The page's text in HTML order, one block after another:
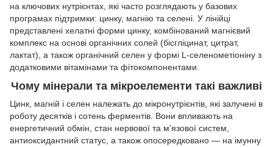
на ключових нутрієнтах, які часто розглядають у базових
програмах підтримки: цинку, магнію та селені. У лінійці
представлені хелатні форми цинку, комбінований магнієвий
комплекс на основі органічних солей (бісгліцинат, цитрат,
лактат), а також органічний селен у формі L-селенометіоніну з
додатковими вітамінами та фітокомпонентами.
Чому мінерали та мікроелементи такі важливі
Цинк, магній і селен належать до мікронутрієнтів, які залучені в
роботу десятків і сотень ферментів. Вони впливають на
енергетичний обмін, стан нервової та м’язової систем,
антиоксидантний статус, а також опосередковано — на імунну